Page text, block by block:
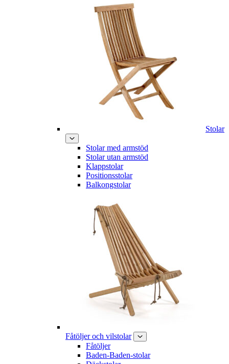
Stolar
Stolar med armstöd
Stolar utan armstöd
Klappstolar
Positionsstolar
Balkongstolar
Fåtöljer och vilstolar
Fåtöljer
Baden-Baden-stolar